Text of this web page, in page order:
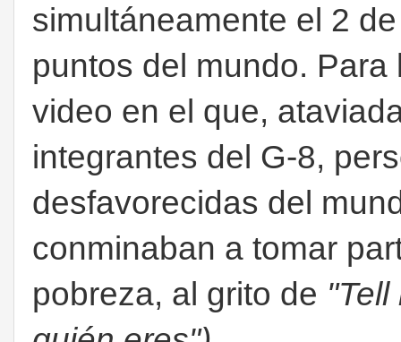
simultáneamente el 2
puntos del mundo.
video en el que,
integrantes del G-8,
desfavorecidas del
conminaban a tomar
pobreza, al grito de